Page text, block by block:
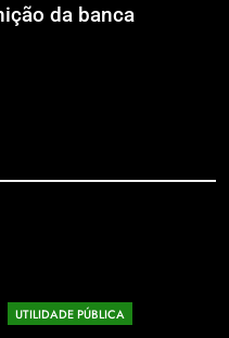
da banca
UTILIDADE PÚBLICA